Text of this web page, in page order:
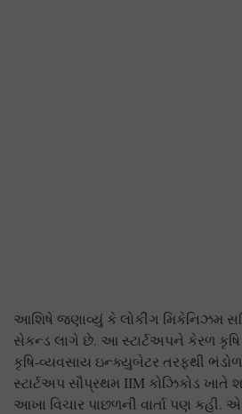
આશિષે જણાવ્યું કે લોકીંગ મિકેનિઝમ
સેકન્ડ લાગે છે. આ સ્ટાર્ટઅપને કેરળ કૃષિ
કૃષિ-વ્યવસાય ઇન્ક્યુબેટર તરફથી
સ્ટાર્ટઅપ સૌપ્રથમ IIM કોઝિકોડ
આખા વિચાર પાછળની વાર્તા પણ કહી.